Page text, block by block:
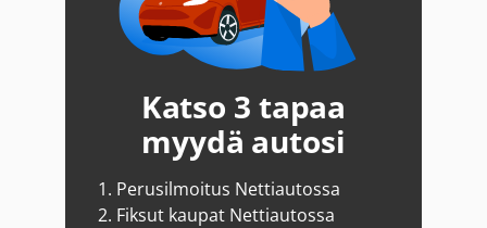
Katso 3 tapaa
myydä autosi
1. Perusilmoitus Nettiautossa
2. Fiksut kaupat Nettiautossa